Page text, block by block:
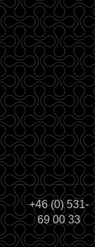
+46 (0) 531-
69 00 33